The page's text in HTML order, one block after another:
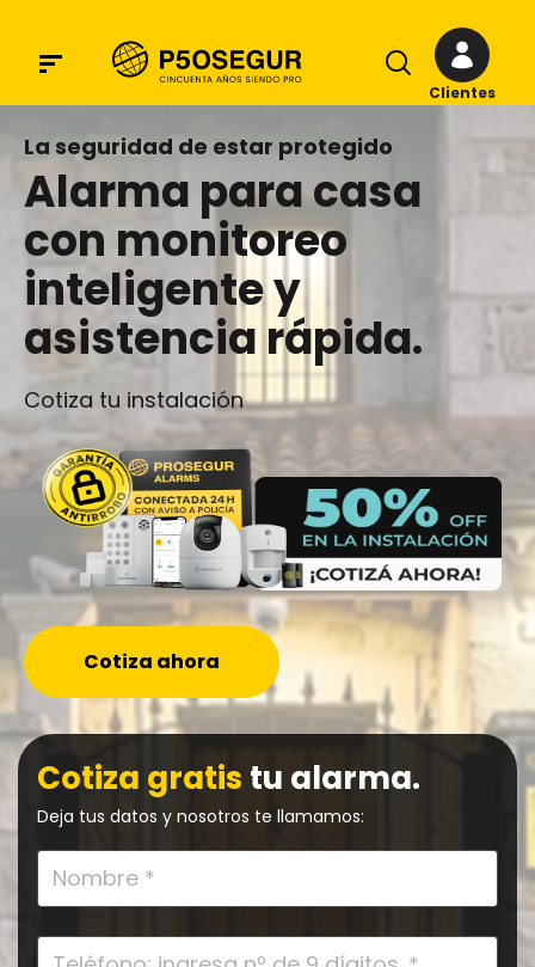
Clientes
La seguridad de estar protegido
Alarma para casa
con monitoreo
inteligente y
asistencia rápida.
Cotiza tu instalación
Cotiza ahora
Cotiza gratis tu alarma.
Deja tus datos y nosotros te llamamos: